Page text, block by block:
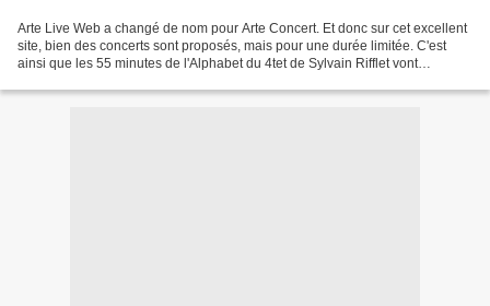
Arte Live Web a changé de nom pour Arte Concert. Et donc sur cet excellent
site, bien des concerts sont proposés, mais pour une durée limitée. C'est
ainsi que les 55 minutes de l'Alphabet du 4tet de Sylvain Rifflet vont